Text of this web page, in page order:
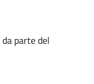
parte del